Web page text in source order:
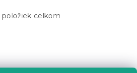
O
a
položiek celkom